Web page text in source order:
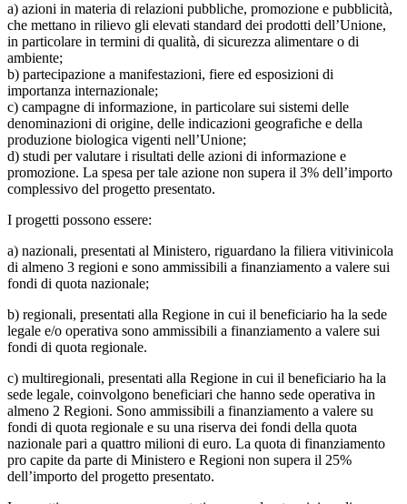
a) azioni in materia di relazioni pubbliche, promozione e pubblicità,
che mettano in rilievo gli elevati standard dei prodotti dell’Unione,
in particolare in termini di qualità, di sicurezza alimentare o di
ambiente;
b) partecipazione a manifestazioni, fiere ed esposizioni di
importanza internazionale;
c) campagne di informazione, in particolare sui sistemi delle
denominazioni di origine, delle indicazioni geografiche e della
produzione biologica vigenti nell’Unione;
d) studi per valutare i risultati delle azioni di informazione e
promozione. La spesa per tale azione non supera il 3% dell’importo
complessivo del progetto presentato.
I progetti possono essere:
a) nazionali, presentati al Ministero, riguardano la filiera vitivinicola
di almeno 3 regioni e sono ammissibili a finanziamento a valere sui
fondi di quota nazionale;
b) regionali, presentati alla Regione in cui il beneficiario ha la sede
legale e/o operativa sono ammissibili a finanziamento a valere sui
fondi di quota regionale.
c) multiregionali, presentati alla Regione in cui il beneficiario ha la
sede legale, coinvolgono beneficiari che hanno sede operativa in
almeno 2 Regioni. Sono ammissibili a finanziamento a valere su
fondi di quota regionale e su una riserva dei fondi della quota
nazionale pari a quattro milioni di euro. La quota di finanziamento
pro capite da parte di Ministero e Regioni non supera il 25%
dell’importo del progetto presentato.